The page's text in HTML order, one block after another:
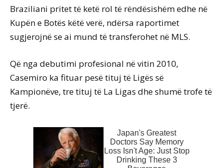
Braziliani pritet të ketë rol të rëndësishëm edhe në
Kupën e Botës këtë verë, ndërsa raportimet
sugjerojnë se ai mund të transferohet në MLS.
Që nga debutimi profesional në vitin 2010,
Casemiro ka fituar pesë tituj të Ligës së
Kampionëve, tre tituj të La Ligas dhe shumë trofe të
tjerë.